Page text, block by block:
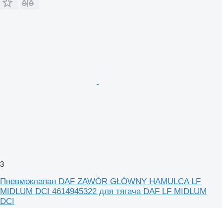
3
Пневмоклапан DAF ZAWÓR GŁÓWNY HAMULCA LF
MIDLUM DCI 4614945322 для тягача DAF LF MIDLUM
DCI